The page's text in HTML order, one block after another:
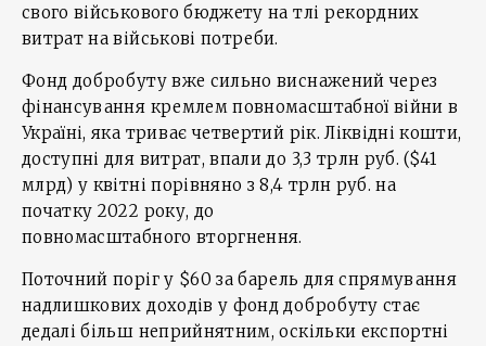
свого військового бюджету на тлі рекордних
витрат на військові потреби.
Фонд добробуту вже сильно виснажений через
фінансування кремлем повномасштабної війни в
Україні, яка триває четвертий рік. Ліквідні кошти,
доступні для витрат, впали до 3,3 трлн руб. ($41
млрд) у квітні порівняно з 8,4 трлн руб. на
початку 2022 року, до
повномасштабного вторгнення.
Поточний поріг у $60 за барель для спрямування
надлишкових доходів у фонд добробуту стає
дедалі більш неприйнятним, оскільки експортні